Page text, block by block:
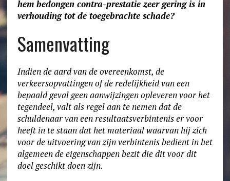
hem bedongen contra-prestatie zeer gering is in
verhouding tot de toegebrachte schade?
Samenvatting
Indien de aard van de overeenkomst, de
verkeersopvattingen of de redelijkheid van een
bepaald geval geen aanwijzingen opleveren voor het
tegendeel, valt als regel aan te nemen dat de
schuldenaar van een resultaatsverbintenis er voor
heeft in te staan dat het materiaal waarvan hij zich
voor de uitvoering van zijn verbintenis bedient in het
algemeen de eigenschappen bezit die dit voor dit
doel geschikt doen zijn.